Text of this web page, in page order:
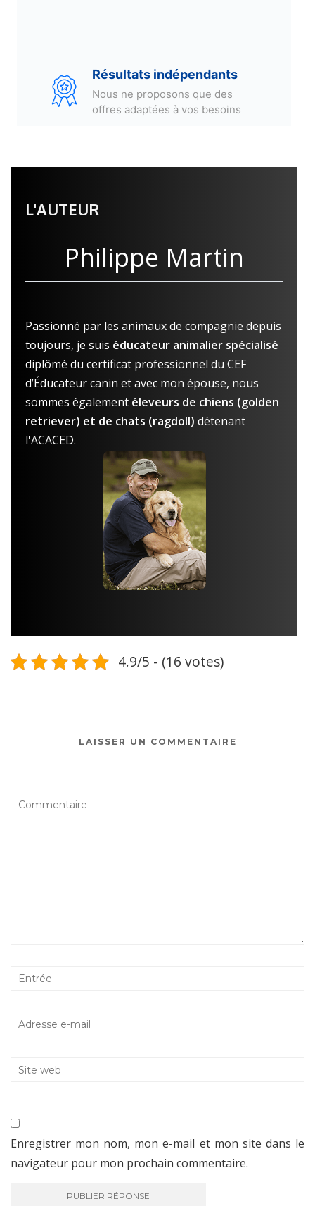
L'AUTEUR
Philippe Martin
Passionné par les animaux de compagnie depuis
toujours, je suis éducateur animalier spécialisé
diplômé du certificat professionnel du CEF
d’Éducateur canin et avec mon épouse, nous
sommes également éleveurs de chiens (golden
retriever) et de chats (ragdoll) détenant
l'ACACED.
4.9/5 - (16 votes)
LAISSER UN COMMENTAIRE
Enregistrer mon nom, mon e-mail et mon site dans le
navigateur pour mon prochain commentaire.